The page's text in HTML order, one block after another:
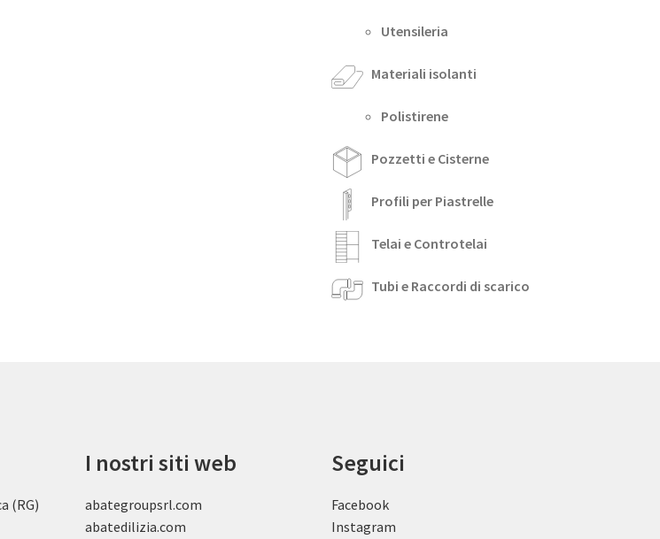
Utensileria
Materiali isolanti
Polistirene
Pozzetti e Cisterne
Profili per Piastrelle
Telai e Controtelai
Tubi e Raccordi di scarico
(RG)
I nostri siti web
abategroupsrl.com
abatedilizia.com
Seguici
Facebook
Instagram